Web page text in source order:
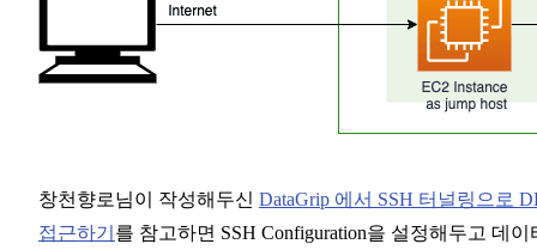
창천향로님이 작성해두신 DataGrip 에서 SSH 터널링으로
접근하기 를 참고하면 SSH Configuration을 설정해두고 데이